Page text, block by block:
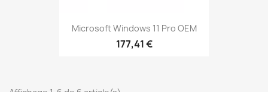
Microsoft Windows 11 Pro OEM
177,41 €